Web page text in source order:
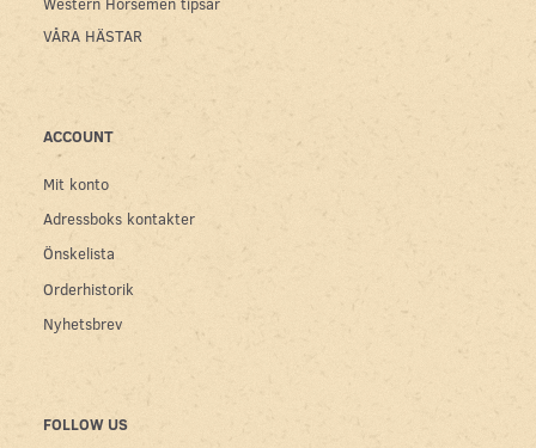
VÅRA HÄSTAR
ACCOUNT
Mit konto
Adressboks kontakter
Önskelista
Orderhistorik
Nyhetsbrev
FOLLOW US